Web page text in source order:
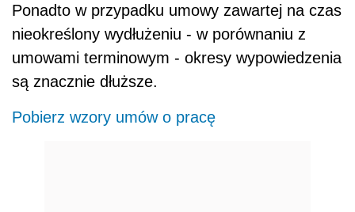
Ponadto w przypadku umowy zawartej na czas
nieokreślony wydłużeniu - w porównaniu z
umowami terminowym - okresy wypowiedzenia
są znacznie dłuższe.
Pobierz wzory umów o pracę